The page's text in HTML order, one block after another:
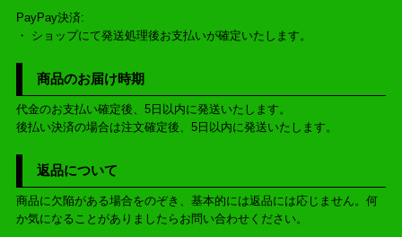
PayPay決済:
・ ショップにて発送処理後お支払いが確定いたします。
商品のお届け時期
代金のお支払い確定後、5日以内に発送いたします。
後払い決済の場合は注文確定後、5日以内に発送いたします。
返品について
商品に欠陥がある場合をのぞき、基本的には返品には応じません。何
か気になることがありましたらお問い合わせください。